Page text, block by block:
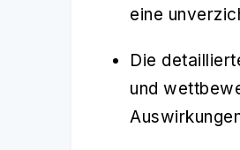
eine
Die
und